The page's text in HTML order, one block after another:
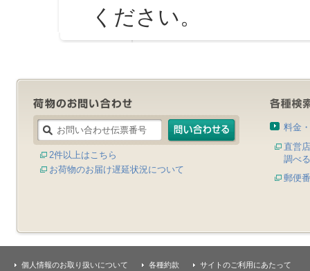
ください。
2件以上はこちら
お荷物のお届け遅延状況について
料金
直営
調べる
郵便
個人情報のお取り扱いについて 各種約款 サイトのご利用にあたって